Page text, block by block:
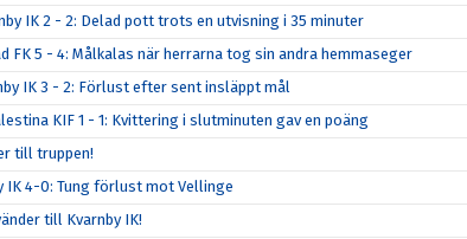
IK 2 - 2: Delad pott trots en utvisning i 35 minuter
FK 5 - 4: Målkalas när herrarna tog sin andra hemmaseger
IK 3 - 2: Förlust efter sent insläppt mål
KIF 1 - 1: Kvittering i slutminuten gav en poäng
till truppen!
IK 4-0: Tung förlust mot Vellinge
till Kvarnby IK!